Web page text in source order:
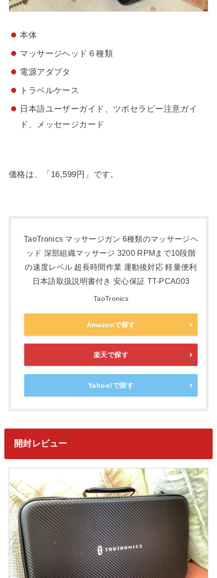
本体
マッサージヘッド６種類
電源アダプタ
トラベルケース
日本語ユーザーガイド、ツボセラピー注意ガイ
ド、メッセージカード
価格は、「16,599円」です。
TaoTronics マッサージガン 6種類のマッサージヘ
ッド 深部組織マッサージ 3200 RPMまで10段階
の速度レベル 超長時間作業 運動後対応 軽量便利
日本語取扱説明書付き 安心保証 TT-PCA003
TaoTronics
Amazonで探す
楽天で探す
Yahoo!で探す
開封レビュー